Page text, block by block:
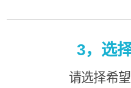
3，选
请选择希